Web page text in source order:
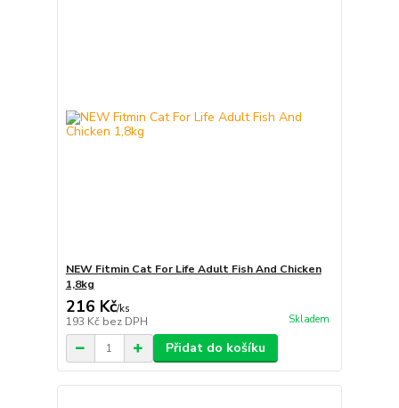
NEW Fitmin Cat For Life Adult Fish And Chicken
1,8kg
216 Kč/ks
193 Kč bez DPH Skladem
Přidat do košíku